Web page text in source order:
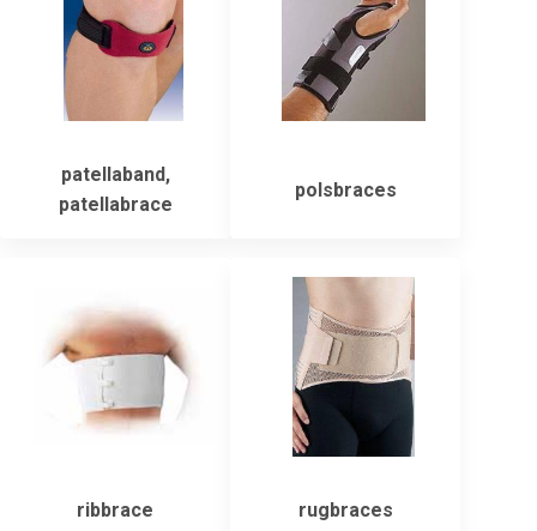
patellaband,
patellabrace
polsbraces
ribbrace rugbraces